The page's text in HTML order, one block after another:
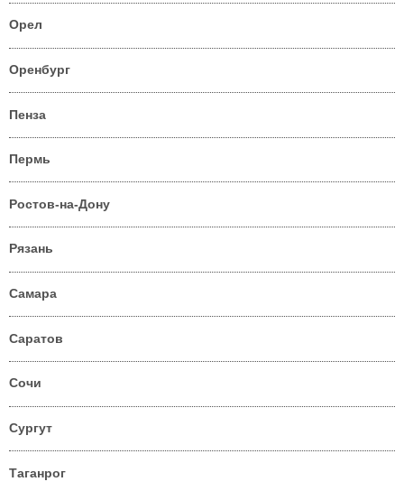
Орел
Оренбург
Пенза
Пермь
Ростов-на-Дону
Рязань
Самара
Саратов
Сочи
Сургут
Таганрог